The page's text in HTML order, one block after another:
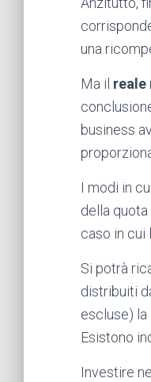
una
Ma il reale
business
I modi in
della
caso in cui
Si potrà
distribuiti
escluse) la
Esistono
Investire